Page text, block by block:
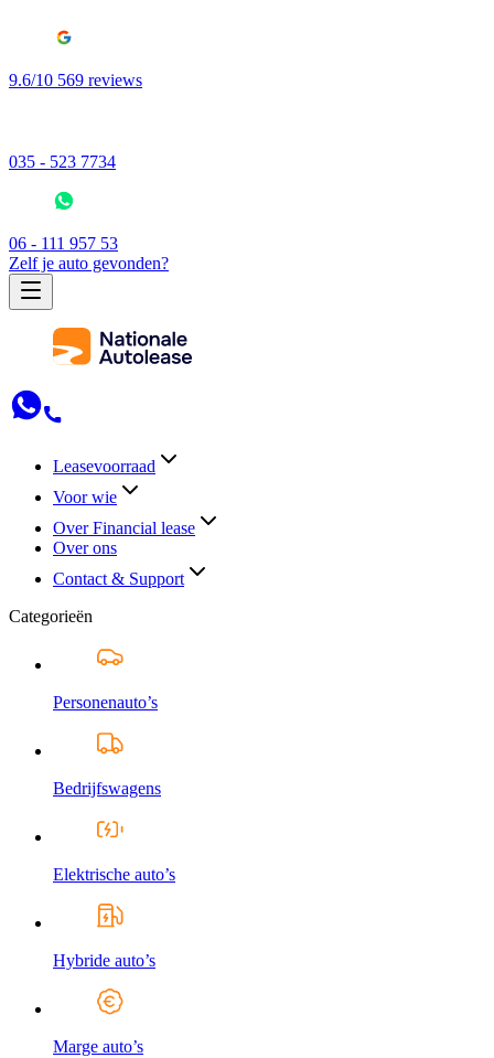
9.6/10 569 reviews
035 - 523 7734
06 - 111 957 53
Zelf je auto gevonden?
Leasevoorraad
Voor wie
Over Financial lease
Over ons
Contact & Support
Categorieën
Personenauto’s
Bedrijfswagens
Elektrische auto’s
Hybride auto’s
Marge auto’s